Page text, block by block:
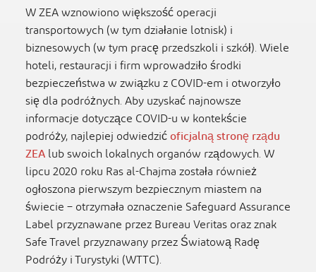
W ZEA wznowiono większość operacji
transportowych (w tym działanie lotnisk) i
biznesowych (w tym pracę przedszkoli i szkół). Wiele
hoteli, restauracji i firm wprowadziło środki
bezpieczeństwa w związku z COVID-em i otworzyło
się dla podróżnych. Aby uzyskać najnowsze
informacje dotyczące COVID-u w kontekście
podróży, najlepiej odwiedzićoficjalną stronę rządu
ZEAlub swoich lokalnych organów rządowych. W
lipcu 2020 roku Ras al-Chajma została również
ogłoszona pierwszym bezpiecznym miastem na
świecie – otrzymała oznaczenie Safeguard Assurance
Label przyznawane przez Bureau Veritas oraz znak
Safe Travel przyznawany przez Światową Radę
Podróży i Turystyki (WTTC).